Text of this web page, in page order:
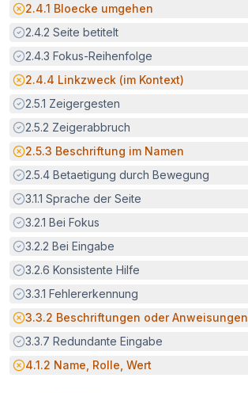
Potenzielle Barriere:
2.4.1 Bloecke umgehen
Erfüllt:
2.4.2 Seite betitelt
Erfüllt:
2.4.3 Fokus-Reihenfolge
Potenzielle Barriere:
2.4.4 Linkzweck (im Kontext)
Erfüllt:
2.5.1 Zeigergesten
Erfüllt:
2.5.2 Zeigerabbruch
Potenzielle Barriere:
2.5.3 Beschriftung im Namen
Erfüllt:
2.5.4 Betaetigung durch Bewegung
Erfüllt:
3.1.1 Sprache der Seite
Erfüllt:
3.2.1 Bei Fokus
Erfüllt:
3.2.2 Bei Eingabe
Erfüllt:
3.2.6 Konsistente Hilfe
Erfüllt:
3.3.1 Fehlererkennung
Potenzielle Barriere:
3.3.2 Beschriftungen oder Anweisungen
Erfüllt:
3.3.7 Redundante Eingabe
Potenzielle Barriere:
4.1.2 Name, Rolle, Wert